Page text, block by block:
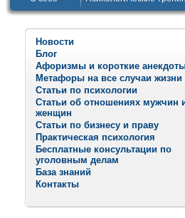
Новости
Блог
Афоризмы и короткие
Метафоры на все случаи жизни
Статьи по психологии
Статьи об отношениях мужчин
женщин
Статьи по бизнесу и праву
Практическая психология
Бесплатные консультации по
уголовным делам
База знаний
Контакты